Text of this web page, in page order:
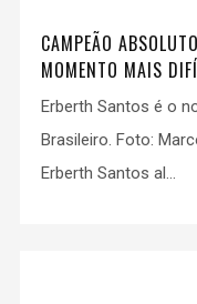
CAMPEÃO
MOMENTO MAIS
Erberth Santos é o
Brasileiro. Foto:
Erberth Santos al...